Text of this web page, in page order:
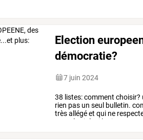
Election
démocratie?
7 juin 2024
38 listes:comment choisir?
rien pas un seul bulletin.
trèsallégéet qui ne
équité, ni logique,